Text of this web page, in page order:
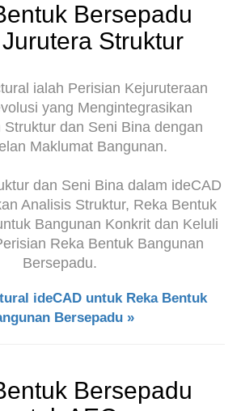
Bersepadu
Struktur
ialah Perisian Kejuruteraan
yang Mengintegrasikan
Struktur dan Seni Bina dengan
Maklumat Bangunan.
dan Seni Bina dalam ideCAD
Analisis Struktur, Reka Bentuk
Bangunan Konkrit dan Keluli
Reka Bentuk Bangunan
Bersepadu.
ideCAD untuk Reka Bentuk
Bersepadu »
Bersepadu